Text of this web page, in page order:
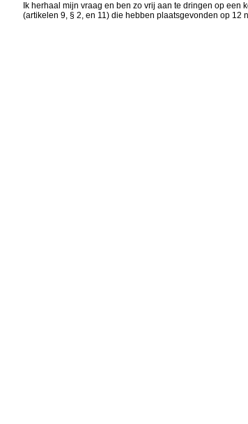
Ik herhaal mijn vraag en ben zo vrij aan te dringen op
(artikelen 9, § 2, en 11) die hebben plaatsgevonden op 12